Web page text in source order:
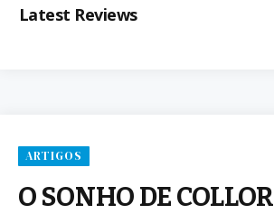
Latest Reviews
ARTIGOS
O SONHO DE COLLOR